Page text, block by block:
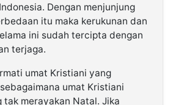
Dengan menjunjung
itu maka kerukunan dan
ini sudah tercipta dengan
terjaga.
umat Kristiani yang
umat Kristiani
tak merayakan Natal. Jika